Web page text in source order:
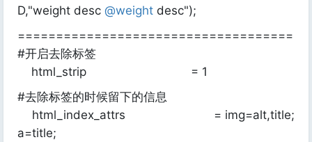
D,"weight desc @weight desc");
====================================
#开启去除标签
html_strip = 1
#去除标签的时候留下的信息
html_index_attrs = img=alt,title;
a=title;